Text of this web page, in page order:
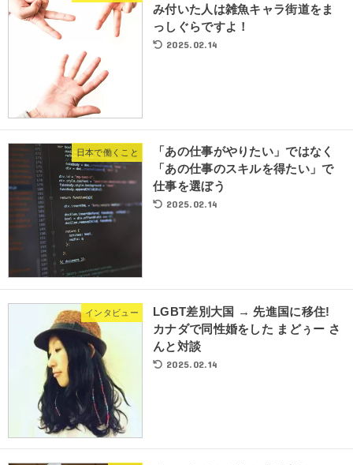
み付いた人は雑魚キャラ街道をま
っしぐらですよ！
2025.02.14
日本で働くこと
「あの仕事がやりたい」ではなく
「あの仕事のスキルを得たい」で
仕事を選ぼう
2025.02.14
インタビュー
LGBT差別大国 → 先進国に移住!
カナダで同性婚をした まどぅー さ
んと対談
2025.02.14